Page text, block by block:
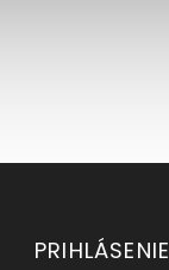
PRIHLÁSENIE